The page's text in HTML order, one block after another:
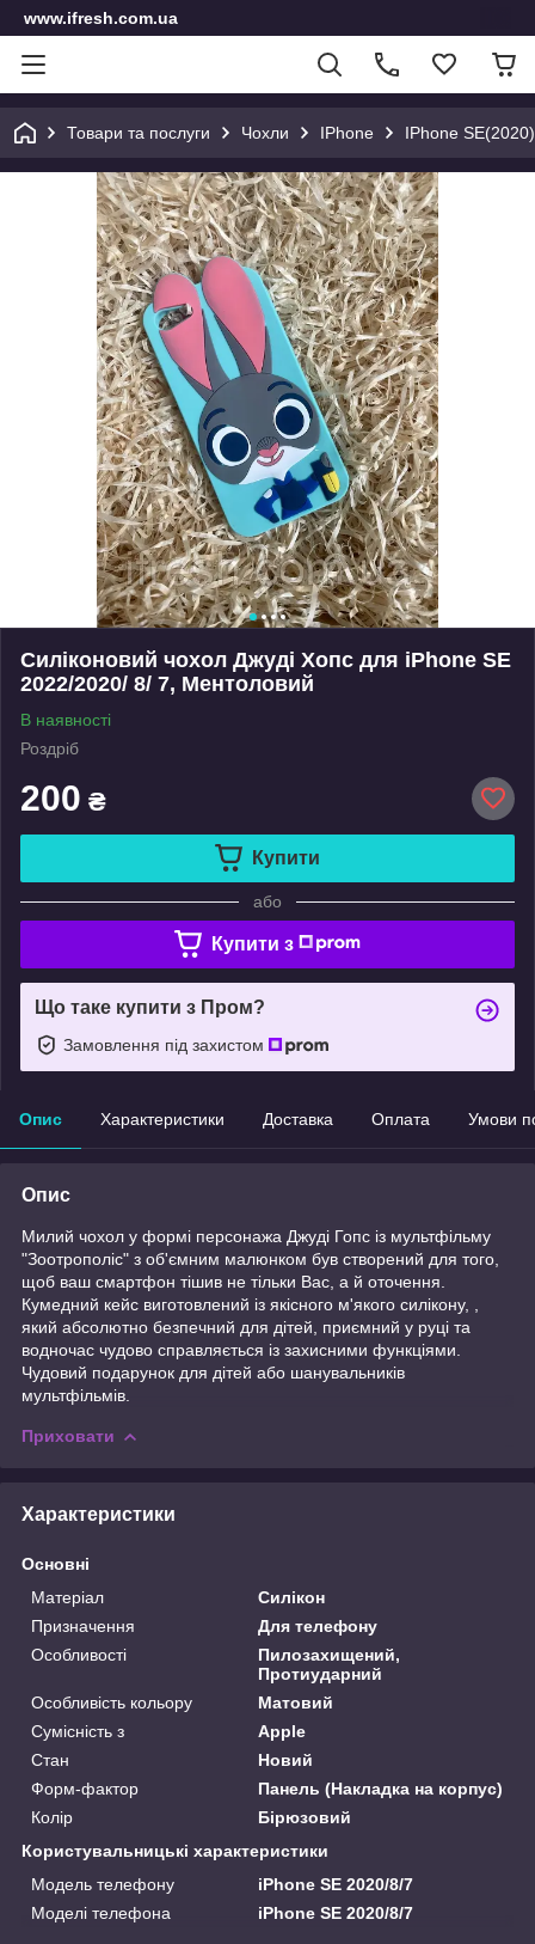
www.ifresh.com.ua
Товари та послуги Чохли IPhone IPhone
Силіконовий чохол Джуді Хопс для iPhone SE
2022/2020/ 8/ 7, Ментоловий
В наявності
Роздріб
200 ₴
Купити
або
Купити з
Що таке купити з Пром?
Замовлення під захистом
Опис Характеристики Доставка Оплата Умови
Опис
Милий чохол у формі персонажа Джуді Гопс із мультфільму
"Зоотрополіс" з об'ємним малюнком був створений для того,
щоб ваш смартфон тішив не тільки Вас, а й оточення.
Кумедний кейс виготовлений із якісного м'якого силікону, ,
який абсолютно безпечний для дітей, приємний у руці та
водночас чудово справляється із захисними функціями.
Чудовий подарунок для дітей або шанувальників
мультфільмів.
Приховати
Характеристики
Основні
Матеріал
Силікон
Призначення
Для телефону
Особливості
Пилозахищений,
Протиударний
Особливість кольору
Матовий
Сумісність з
Apple
Стан
Новий
Форм-фактор
Панель (Накладка на корпус)
Колір
Бірюзовий
Користувальницькі характеристики
Модель телефону
iPhone SE 2020/8/7
Моделі телефона
iPhone SE 2020/8/7